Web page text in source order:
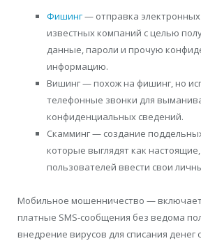
Фишинг— отправка
известных компаний с целью
данные, пароли и прочую
информацию.
Вишинг — похож на фишинг, но
телефонные звонки для
конфиденциальных сведений.
Скамминг — создание
которые выглядят как
пользователей ввести свои
Мобильное мошенничество —
платные SMS-сообщения без ведома
внедрение вирусов для списания денег